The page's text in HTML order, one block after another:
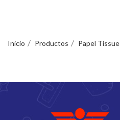
Inicio Productos Papel Tissue